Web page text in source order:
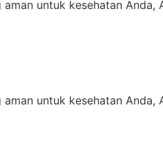
untuk kesehatan Anda,
untuk kesehatan Anda,